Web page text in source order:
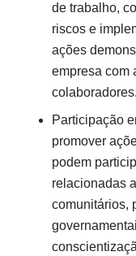
de trabalho,
riscos e
ações
empresa com
colaboradores.
Participação
promover
podem
relacionadas
comunitários,